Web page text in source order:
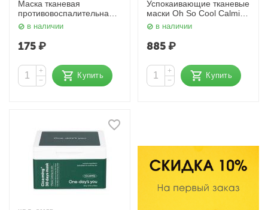
Маска тканевая
противовоспалительная с
экстрактом чайного
дерева Disney Collection
Selfie Barrier Tea Tree
Mask 30 мл JMsolution
в наличии
175₽
+
−
Купить
Успокаивающие тканевые
маски Oh So Cool Calming
Mask 5 шт. One-day's you
в наличии
885₽
+
−
Купить